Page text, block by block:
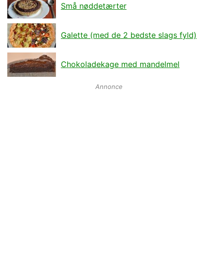
Små nøddetærter
Galette (med de 2 bedste slags fyld)
Chokoladekage med mandelmel
Annonce